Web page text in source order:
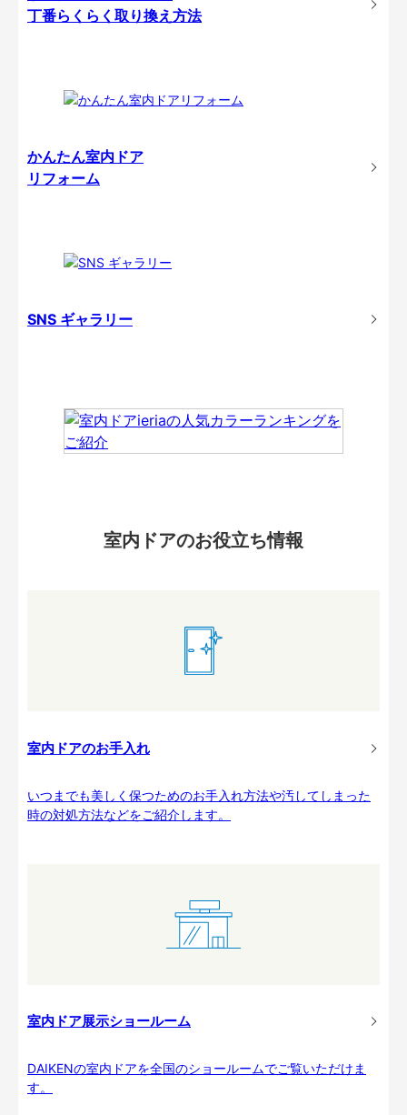
丁番らくらく取り換え方法
かんたん室内ドア
リフォーム
SNS ギャラリー
室内ドアのお役立ち情報
室内ドアのお手入れ
いつまでも美しく保つためのお手入れ方法や汚してしまった
時の対処方法などをご紹介します。
室内ドア展示ショールーム
DAIKENの室内ドアを全国のショールームでご覧いただけま
す。